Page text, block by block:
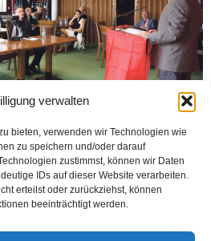
verwalten
bieten, verwenden wir Technologien wie
zu speichern und/oder darauf
zustimmst, können wir Daten
IDs auf dieser Website verarbeiten.
erteilst oder zurückziehst, können
beeinträchtigt werden.
Frankfurt yakınlarındaki Glashütten’de
Girişimi” kısa adıyla (TAG) ismi...